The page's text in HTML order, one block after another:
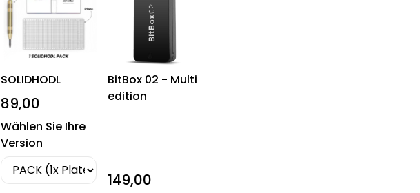
SOLIDHODL
89,00
Wählen Sie Ihre
Version
BitBox 02 - Multi
edition
149,00